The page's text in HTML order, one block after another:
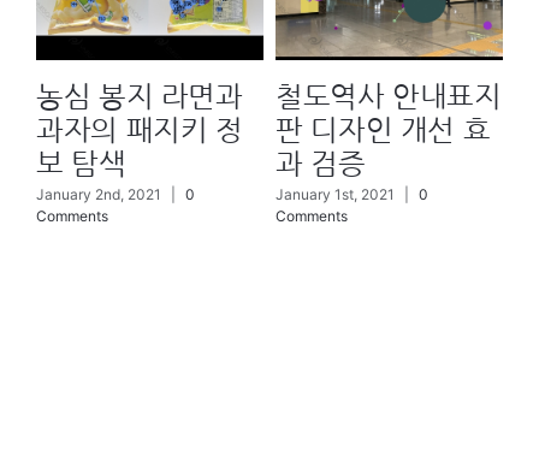
농심 봉지 라면과
과자의 패지키 정
보 탐색
January 2nd, 2021
0
Comments
철도역사 안내표지
판 디자인 개선 효
과 검증
January 1st, 2021
0
Comments